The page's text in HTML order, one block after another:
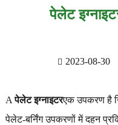
पेलेट
2023-08-30
Aपेलेट इग्नाइटरएक उपकरण है
पेलेट-बर्निंग उपकरणों में दहन